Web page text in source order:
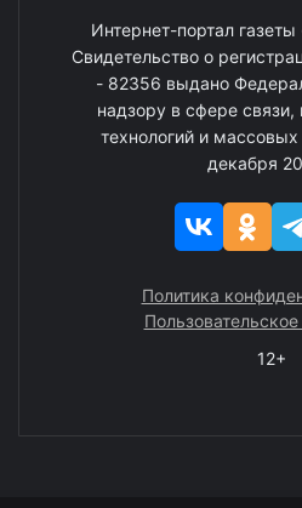
Интернет-портал
Свидетельство о
- 82356 выдано
надзору в сфере
технологий и
декабря
Политика
12+